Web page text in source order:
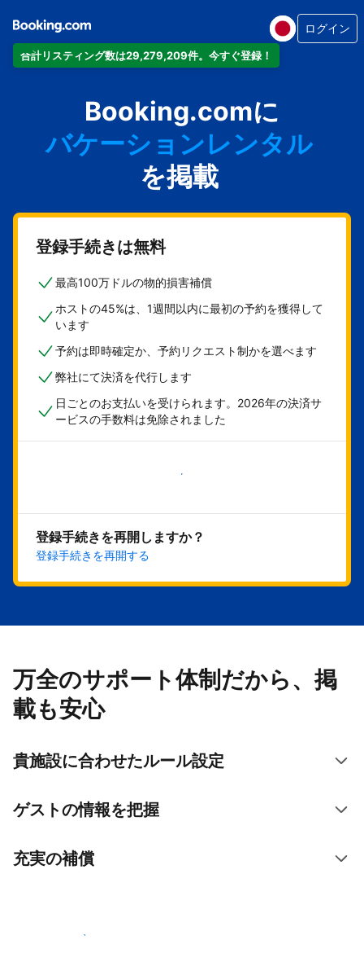
合計リスティング数は29,279,209件。今すぐ登録！
ログイン
Booking.comに
アパートメント
ホテル
バケーションレンタル
ゲストハウス
旅館
を掲載
登録手続きは無料
最高100万ドルの物的損害補償
ホストの45%は、1週間以内に最初の予約を獲得して
います
予約は即時確定か、予約リクエスト制かを選べます
弊社にて決済を代行します
日ごとのお支払いを受けられます。2026年の決済サ
ービスの手数料は免除されました
今すぐ始める
登録手続きを再開しますか？
登録手続きを再開する
万全のサポート体制だから、掲
載も安心
貴施設に合わせたルール設定
ゲストの情報を把握
充実の補償
今すぐ掲載登録する